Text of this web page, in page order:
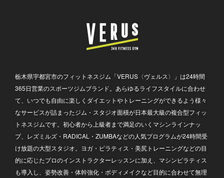
栃木県宇都宮市のフィットネスジム「VERUS〈ヴェルス〉」は24時間
365日営業のスポーツジムブランド。あらゆるライフスタイルに合わせ
て、いつでも自由に楽しくダイエットやトレーニングができるよう様々
なサービスが詰まったジム・スタジオ面積が日本最大級の複合型フィッ
トネスジムです。初心者から上級者まで満足のいくマシンラインナッ
プ、レズミルズ・RADICAL・ZUMBAなどの人気プログラムが24時間受
け放題の大型スタジオ。ヨガ・ピラティス・美尻トレーニングなどの目
的に応じたプロのインストラクターレッスンに加え、マシンピラティス
も導入し、姿勢改善・体幹強化・ボディメイクなど目的に合わせて無理